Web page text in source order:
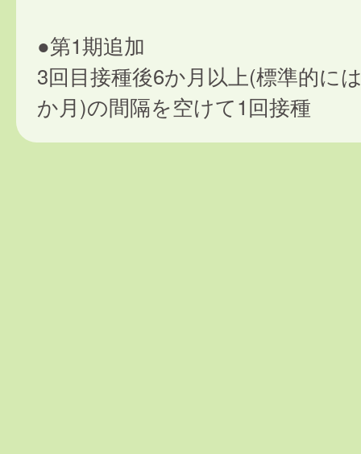
●第1期追加
3回目接種後6か月以上(標準的に
か月)の間隔を空けて1回接種